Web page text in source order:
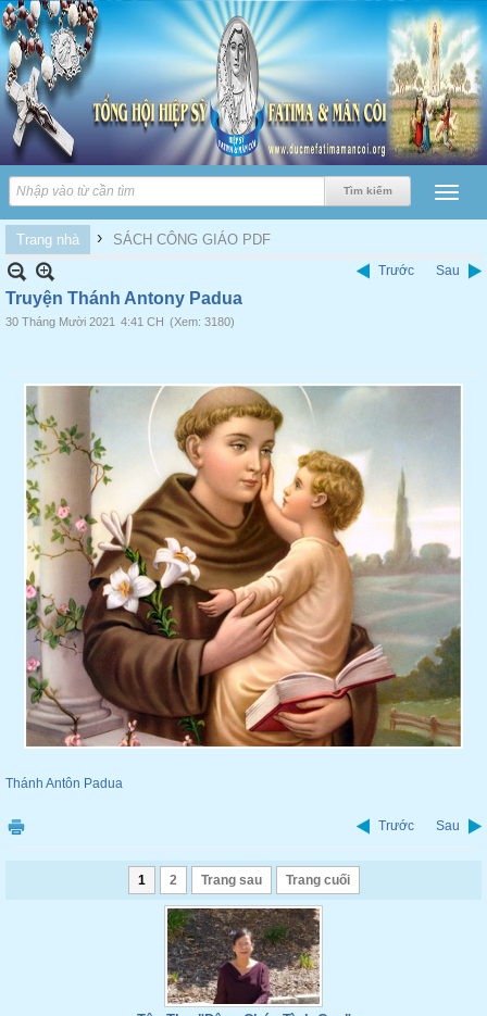
Trang nhà › SÁCH CÔNG GIÁO PDF
Trước Sau
Truyện Thánh Antony Padua
30 Tháng Mười 2021 4:41 CH (Xem: 3180)
Thánh Antôn Padua
Trước Sau
1 2 Trang sau Trang cuối